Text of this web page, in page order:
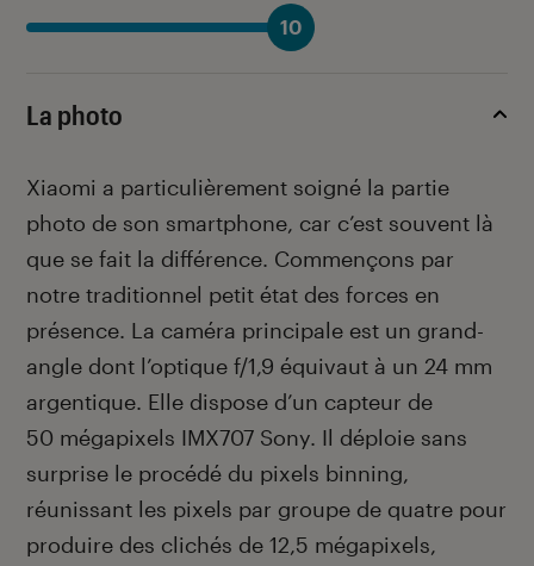
10
La photo
Xiaomi a particulièrement soigné la partie
photo de son smartphone, car c’est souvent là
que se fait la différence. Commençons par
notre traditionnel petit état des forces en
présence. La caméra principale est un grand-
angle dont l’optique f/1,9 équivaut à un 24 mm
argentique. Elle dispose d’un capteur de
50 mégapixels IMX707 Sony. Il déploie sans
surprise le procédé du pixels binning,
réunissant les pixels par groupe de quatre pour
produire des clichés de 12,5 mégapixels,